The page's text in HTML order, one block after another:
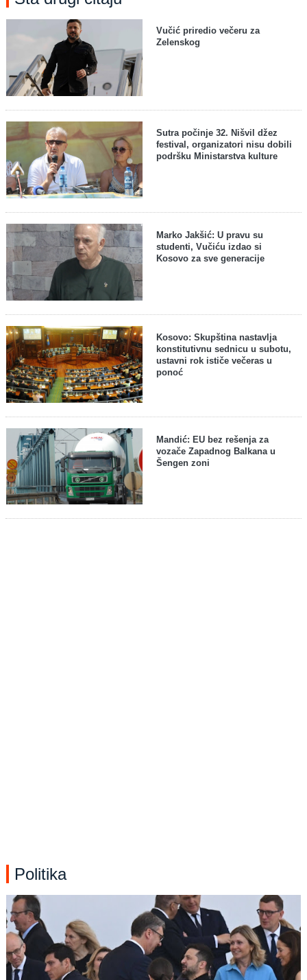
Vučić priredio večeru za
Zelenskog
Sutra počinje 32. Nišvil džez
festival, organizatori nisu dobili
podršku Ministarstva kulture
Marko Jakšić: U pravu su
studenti, Vučiću izdao si
Kosovo za sve generacije
Kosovo: Skupština nastavlja
konstitutivnu sednicu u subotu,
ustavni rok ističe večeras u
ponoć
Mandić: EU bez rešenja za
vozače Zapadnog Balkana u
Šengen zoni
Politika